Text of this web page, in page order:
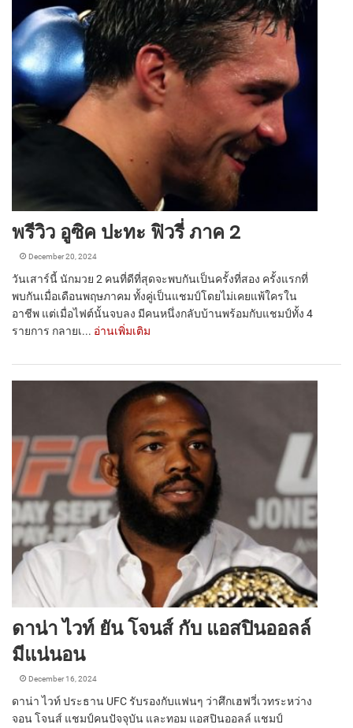
พรีวิว อูซิค ปะทะ ฟิวรี่ ภาค 2
December 20, 2024
วันเสาร์นี้ นักมวย 2 คนที่ดีที่สุดจะพบกันเป็นครั้งที่สอง ครั้งแรกที่
พบกันเมื่อเดือนพฤษภาคม ทั้งคู่เป็นแชมป์โดยไม่เคยแพ้ใครใน
อาชีพ แต่เมื่อไฟต์นั้นจบลง มีคนหนึ่งกลับบ้านพร้อมกับแชมป์ทั้ง 4
รายการ กลายเ... อ่านเพิ่มเติม
ดาน่า ไวท์ ยัน โจนส์ กับ แอสปินออลล์
มีแน่นอน
December 16, 2024
ดาน่า ไวท์ ประธาน UFC รับรองกับแฟนๆ ว่าศึกเฮฟวี่เวทระหว่าง
จอน โจนส์ แชมป์คนปัจจุบัน และทอม แอสปินออลล์ แชมป์